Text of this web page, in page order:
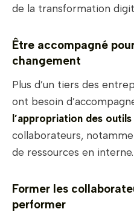
de la transformation
Être accompagné
changement
Plus d’un tiers des
ont besoin
l’appropriation des
collaborateurs,
de ressources en
Former les
performer